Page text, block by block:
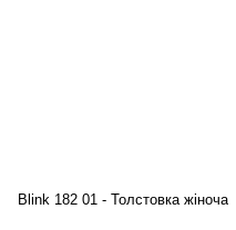
Blink 182 01 - Толстовка жіноча